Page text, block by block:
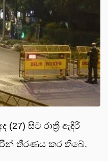
සිට රාත්‍රී ඇඳිරි
තීරණය කර තිබේ.